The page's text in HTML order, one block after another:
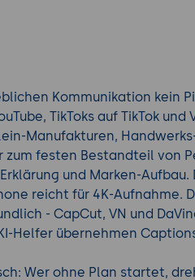
Kommunikation kein
TikToks auf TikTok und
Manufakturen,
festen Bestandteil von
und Marken-Aufbau.
reicht für 4K-Aufnahme.
- CapCut, VN und
Helfer übernehmen
Wer ohne Plan startet,